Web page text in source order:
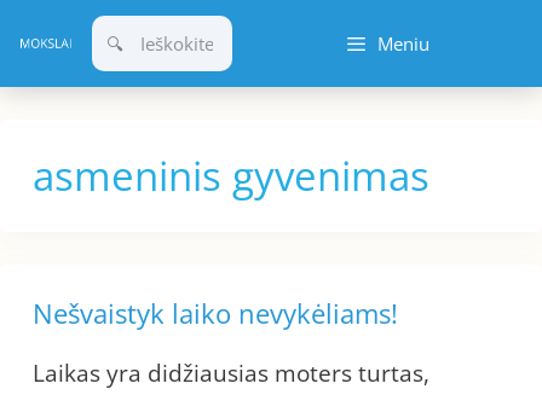
prie
turinio
Meniu
asmeninis gyvenimas
Nešvaistyk laiko nevykėliams!
Laikas yra didžiausias moters turtas,